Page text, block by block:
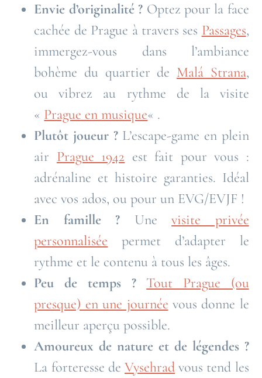
Envie d’originalité ? Optez pour la face
cachée de Prague à travers ses Passages,
immergez-vous dans l’ambiance
bohème du quartier de Malá Strana,
ou vibrez au rythme de la visite
« Prague en musique« .
Plutôt joueur ?L’escape-game en plein
air Prague 1942 est fait pour vous :
adrénaline et histoire garanties. Idéal
avec vos ados, ou pour un EVG/EVJF !
En famille ? Unevisite privée
personnalisée permet d’adapter le
rythme et le contenu à tous les âges.
Peu de temps ?
Tout Prague (ou
presque) en une journée vous donne le
meilleur aperçu possible.
Amoureux de nature et de légendes ?
La forteresse de Vysehrad vous tend les